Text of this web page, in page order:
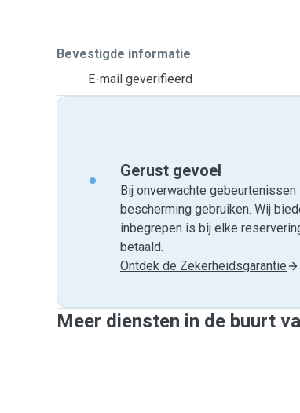
Bevestigde informatie
E-mail geverifieerd
Gerust gevoel
Bij onverwachte
bescherming gebruiken. Wij
inbegrepen is bij elke
betaald.
Ontdek de Zekerheidsgarantie
Meer diensten in de buurt